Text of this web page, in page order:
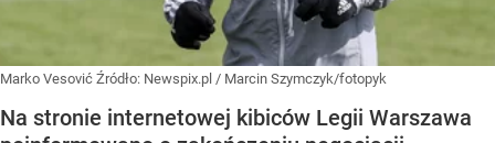
Marko Vesović Źródło: Newspix.pl / Marcin Szymczyk/fotopyk
Na stronie internetowej kibiców Legii Warszawa